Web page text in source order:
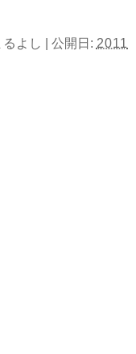
よし 公開日: 2011